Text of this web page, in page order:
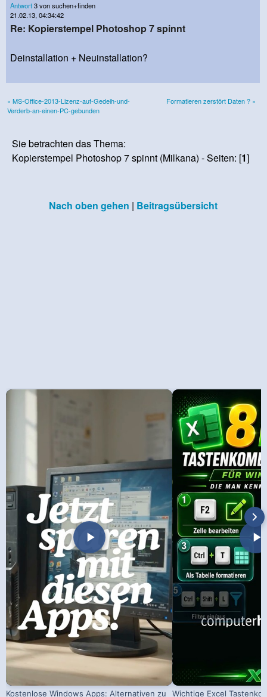
Antwort3 von suchen+finden
21.02.13, 04:34:42
Re: Kopierstempel Photoshop 7 spinnt
Deinstallation + Neuinstallation?
« MS-Office-2013-Lizenz-auf-Gedeih-und-
Verderb-an-einen-PC-gebunden
Formatieren zerstört Daten ? »
Sie betrachten das Thema:
Kopierstempel Photoshop 7 spinnt (Milkana) - Seiten: [1]
Nach oben gehen | Beitragsübersicht
Kostenlose Windows Apps: Alternativen zu Wichtige Excel